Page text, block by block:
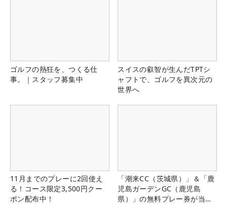
ゴルフの熱狂を、つくる仕
事。｜スタッフ募集中
スイスの叡智が生んだTPTシ
ャフトで、ゴルフを異次元の
世界へ
11月までのプレーに2回使え
る！コース限定3,500円クー
ポン配布中！
「潮来CC（茨城県）」＆「鹿
児島ガーデンGC（鹿児島
県）」の無料プレー券が当た